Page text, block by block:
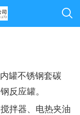
罐不锈钢套碳
反应罐。
拌器、电热夹油